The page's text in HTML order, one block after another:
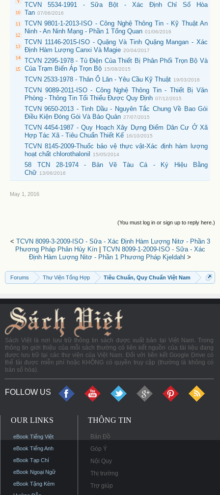
TCVN 5534-1991 - Sữa Bột - Xác Định Chỉ Số Hòa
Tan 07/06/2016
TCVN 9801-1-2013-ISO - Công Nghệ Thông Tin - Kỹ Thuật An
Ninh - An Ninh Mạng - Phần 1 Tổng Quan 01/06/2016
TCVN 11146-2015-ISO - Quặng Và Tinh Quặng Mangan - Xác
Định Hàm Lượng Canxi Và Magie 20/04/2017
TCVN 2295-1978 - Tủ Điện Của Thiết Bị Phân Phối Trọn Bộ Và
Của Trạm Biến Áp Trọn Bộ 15/08/2015
TCVN 2533-1978 - Thân Ổ Lăn - Yêu Cầu Kỹ Thuật 19/03/2016
TCVN 9089-2011-ISO - Công Nghệ Thông Tin - Thiết Bị Văn
Phòng - Thông Tin Tối Thiểu Được Quy Định 07/12/2015
TCVN 9650-2013 - Tinh Dầu - Nguyên Tắc Chung Về Bao Gói
Điều Kiện Đóng Gói Và Bảo Quản 27/07/2015
TCVN 4454-1987 - Quy Hoạch Xây Dựng Điểm Dân Cư Ở Xã
Hợp Tác Xã - Tiêu Chuẩn Thiết Kế 16/10/2015
TCVN 8145-2009-Thuốc bảo vệ thực vật-Xác định hàm lượng
hoạt chất chlorothalonil
15/05/2014
58 TCN 28-1974 - Bản Vẽ Tàu Cá - Ký Hiệu Bằng
Chữ 13/06/2016
May 1, 2016
(You must log in or sign up to reply here.)
< TCVN 8099-3-2009-ISO - Sữa - Xác Định Hàm Lượng Nitơ - Phần 3
Phương Pháp Phân Hủy Kín| TCVN 8099-1-2009-ISO - Sữa - Xác
Định Hàm Lượng Nitơ - Phần 1 Phương Pháp Kjeldahl >
Forums Thư Viện Tổng Hợp Tiêu Chuẩn, Quy Chuẩn Việt Nam
Sách Việt là nơi lưu trữ thông tin sách được xuất bản tại Việt Nam. Trong
thông tin giới thiệu của mỗi sách thường có liên kết nguồn của tài liệu đang
được lưu trữ tại các thư viện của Việt Nam. Đối với liên kết Google Drive có
thể tải được miễn phí hoặc KHÔNG có quyền truy cập (thường là không có
bản số hóa).
FOLLOW US
OUR LINKS
eBook Tiếng Việt
eBook Tiếng Anh
eBook Tạp Chí
eBook Ngoại Ngữ
eBook Tặng Kèm
THÔNG TIN
Bản Đồ
Góp Ý
Nội Quy
Thị trường
Trợ giúp